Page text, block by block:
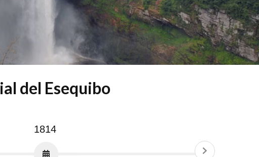
del Esequibo
1814